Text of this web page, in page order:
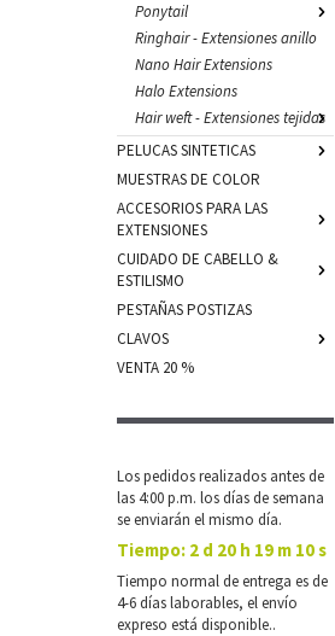
Ponytail
Ringhair - Extensiones anillo
Nano Hair Extensions
Halo Extensions
Hair weft - Extensiones tejidas
PELUCAS SINTETICAS
MUESTRAS DE COLOR
ACCESORIOS PARA LAS
EXTENSIONES
CUIDADO DE CABELLO &
ESTILISMO
PESTAÑAS POSTIZAS
CLAVOS
VENTA 20 %
Los pedidos realizados antes de
las 4:00 p.m. los días de semana
se enviarán el mismo día.
Tiempo: 2 d 20 h 19 m 9 s
Tiempo normal de entrega es de
4-6 días laborables, el envío
expreso está disponible..